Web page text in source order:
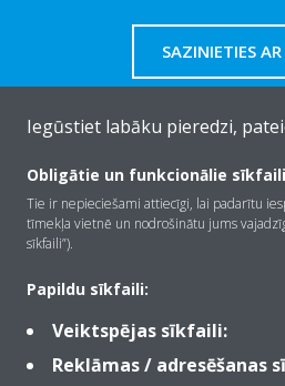
SAZINIETIES
Par Daikin
Kontaktinformācija
Iegūstiet labāku pieredzi,
Obligātie un funkcionālie
Tie ir nepieciešami attiecīgi, lai padarītu
tīmekļa vietnē un nodrošinātu jums
sīkfaili”).
Papildu sīkfaili:
Veiktspējas sīkfaili:
Reklāmas / adresēšanas